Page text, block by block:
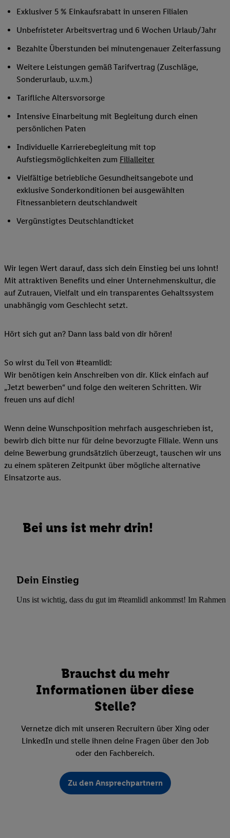
Exklusiver 5 % Einkaufsrabatt in unseren Filialen
Unbefristeter Arbeitsvertrag und 6 Wochen Urlaub/Jahr
Bezahlte Überstunden bei minutengenauer Zeiterfassung
Weitere Leistungen gemäß Tarifvertrag (Zuschläge,
Sonderurlaub, u.v.m.)
Tarifliche Altersvorsorge
Intensive Einarbeitung mit Begleitung durch einen
persönlichen Paten
Individuelle Karrierebegleitung mit top
Aufstiegsmöglichkeiten zum Filialleiter
Vielfältige betriebliche Gesundheitsangebote und
exklusive Sonderkonditionen bei ausgewählten
Fitnessanbietern deutschlandweit
Vergünstigtes Deutschlandticket
Wir legen Wert darauf, dass sich dein Einstieg bei uns lohnt!
Mit attraktiven Benefits und einer Unternehmenskultur, die
auf Zutrauen, Vielfalt und ein transparentes Gehaltssystem
unabhängig vom Geschlecht setzt.
Hört sich gut an? Dann lass bald von dir hören!
So wirst du Teil von #teamlidl:
Wir benötigen kein Anschreiben von dir. Klick einfach auf
„Jetzt bewerben“ und folge den weiteren Schritten. Wir
freuen uns auf dich!
Wenn deine Wunschposition mehrfach ausgeschrieben ist,
bewirb dich bitte nur für deine bevorzugte Filiale. Wenn uns
deine Bewerbung grundsätzlich überzeugt, tauschen wir uns
zu einem späteren Zeitpunkt über mögliche alternative
Einsatzorte aus.
Bei uns ist mehr drin!
Dein Einstieg
Uns ist wichtig, dass du gut im #teamlidl ankommst! Im Rahmen
Brauchst du mehr
Informationen über diese
Stelle?
Vernetze dich mit unseren Recruitern über Xing oder
LinkedIn und stelle ihnen deine Fragen über den Job
oder den Fachbereich.
Zu den Ansprechpartnern